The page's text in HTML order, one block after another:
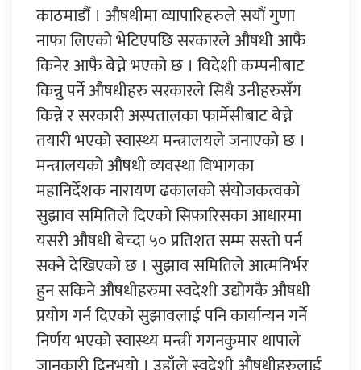
काठमाडौं । औषधीमा व्यापारिहरुले सयौं गुणा
नाफा लिएको भेटिएपछि सरकारले औषधी आफै
किनेर आफै बेच्ने भएको छ । विदेशी कम्पनीबाट
किन्नु पर्ने औषधीहरु सरकारले सिधै उनीहरुसँग
किन्ने र सरकारी अस्पतालका फार्मेसीबाट बेच्ने
तयारी भएको स्वास्थ्य मन्त्रालयले जनाएको छ ।
मन्त्रालयको औषधी व्यवस्था विभागका
महानिर्देशक नारायण ढकालको संयोजकत्वको
सुझाव समितिले दिएको सिफारिसका आधारमा
यसरी औषधी बेच्दा ५० प्रतिशत सम्म सस्तो पर्न
सक्ने देखिएको छ । सुझाव समितिले आत्मनिर्भर
हुन सकिने औषधीहरुमा स्वदेशी उद्योगकै औषधी
प्रयोग गर्न दिएको सुझावलाई पनि कार्यान्यन गर्ने
निर्णय भएको स्वास्थ्य मन्त्री गगनकुमार थापाले